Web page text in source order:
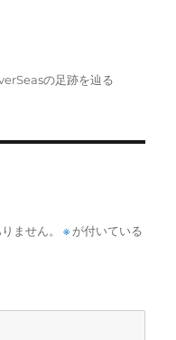
の足跡を辿る
ません。 ※ が付いている